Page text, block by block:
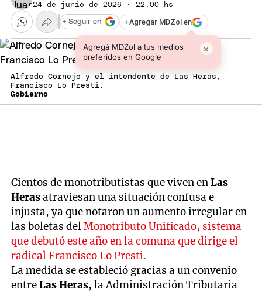
24 de junio de 2026 · 22:00 hs
+Agregar MDZol en
Agregá MDZol a tus medios
preferidos en Google
×
+ Seguir en
Alfredo Cornejo y el intendente de Las Heras,
Francisco Lo Presti.
Gobierno
Cientos de monotributistas que viven enLas
Herasatraviesan una situación confusa e
injusta, ya que notaron un aumento irregular en
las boletas delMonotributo Unificado, sistema
que debutó este año en la comuna que dirige el
radical Francisco Lo Presti.
La medida se estableció gracias a un convenio
entreLas Heras, la Administración Tributaria